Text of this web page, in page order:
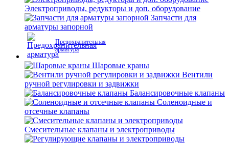
Электроприводы, редукторы и доп. оборудование
Запчасти для
арматуры запорной
Предохранительная
арматура
Шаровые краны
Вентили
ручной регулировки и задвижки
Балансировочные клапаны
Соленоидные и
отсечные клапаны
Смесительные клапаны и электроприводы